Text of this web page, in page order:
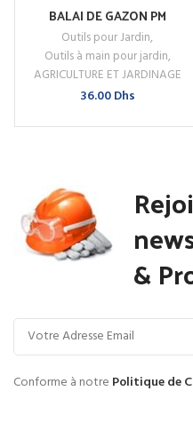
BALAI DE GAZON PM
Outils pour Jardin,
Outils à main pour jardin,
AGRICULTURE ET JARDINAGE
36.00Dhs
&
Conforme à notre Politique de